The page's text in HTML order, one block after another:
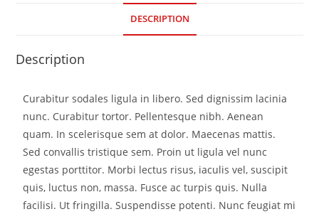
DESCRIPTION
Description
Curabitur sodales ligula in libero. Sed dignissim lacinia
nunc. Curabitur tortor. Pellentesque nibh. Aenean
quam. In scelerisque sem at dolor. Maecenas mattis.
Sed convallis tristique sem. Proin ut ligula vel nunc
egestas porttitor. Morbi lectus risus, iaculis vel, suscipit
quis, luctus non, massa. Fusce ac turpis quis. Nulla
facilisi. Ut fringilla. Suspendisse potenti. Nunc feugiat mi